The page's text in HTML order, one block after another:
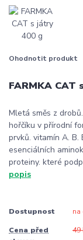
Ohodnotit produkt
FARMKA CAT
Mletá směs z
hořčíku v přírodní
prvků. vitamín A. B.
esenciálních
proteiny. které
popis
Dostupnost na
Cena před
49